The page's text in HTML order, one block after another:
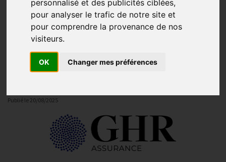
personnalisé et des publicités ciblées,
pour analyser le trafic de notre site et
pour comprendre la provenance de nos
visiteurs.
OK Changer mes préférences
votre couverture d’assurance
professionnelle avec GHR
Assurance !
Publié le 20/08/2025